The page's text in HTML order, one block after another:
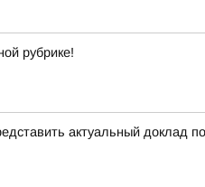
рубрике!
актуальный доклад